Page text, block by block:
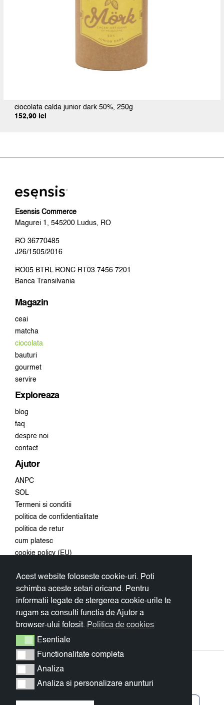
Acest website foloseste cookie-uri. Poti
schimba aceste setari oricand. Pentru
informatii legate de stergerea cookie-urile te
rugam sa consulti functia de Ajutor a
browser-ului folosit. Politica de cookies
EsentialeEsentiale
Functionalitate completa
Functionalitate completa
AnalizaAnaliza
Analiza si personalizare anunturi
Analiza si personalizare anunturi
ciocolata calda junior dark 50%, 250g
152,90 lei
Esensis Commerce
Magurei 1, 545200 Ludus, RO
RO 36770485
J26/1505/2016
RO05 BTRL RONC RT03 7456 7201
Banca Transilvania
Magazin
ceai
matcha
ciocolata
bauturi
gourmet
servire
Exploreaza
blog
faq
despre noi
contact
Ajutor
ANPC
SOL
Termeni si conditii
politica de confidentialitate
politica de retur
cum platesc
cookie policy (EU)
Conecteaza-te
primeste 10% discount la prima
comanda.
OK